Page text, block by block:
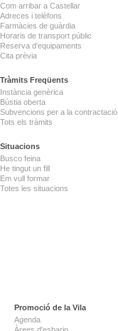
Com arribar a Castellar
Adreces i telèfons
Farmàcies de guàrdia
Horaris de transport públic
Reserva d'equipaments
Cita prèvia
Tràmits Freqüents
Instància genèrica
Bústia oberta
Subvencions per a la contractació
Tots els tràmits
Situacions
Busco feina
He tingut un fill
Em vull formar
Totes les situacions
Promoció de la Vila
Agenda